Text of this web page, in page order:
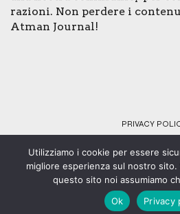
ra­zio­ni. Non per­de­re i
Atman Jour­nal!
PRI­VA­CY
© Copyright 2024 - Tutti i diritti
Web design:
Utilizziamo i cookie per essere
migliore esperienza sul nostro
questo sito noi assumiamo
Ok
Privacy